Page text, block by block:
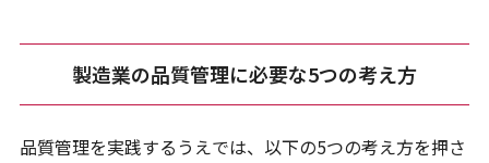
製造業の品質管理に必要な5つの考え方
品質管理を実践するうえでは、以下の5つの考え方を押さ